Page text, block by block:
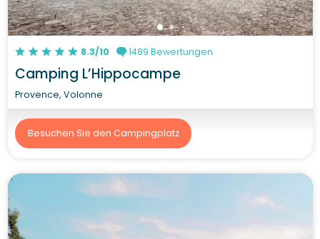
8.3/10 1489 Bewertungen
Camping L’Hippocampe
Provence, Volonne
Besuchen Sie den Campingplatz